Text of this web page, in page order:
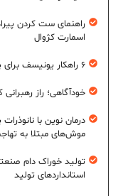
راهنمای ست کردن
اسمارت کژوال
۶ راهکار یونیسف برای پرورش عادت‌های غذایی سالم در کودکان
خودآگاهی؛ راز
موش‌های مبتلا به
تولید خوراک دام
استانداردهای تولید